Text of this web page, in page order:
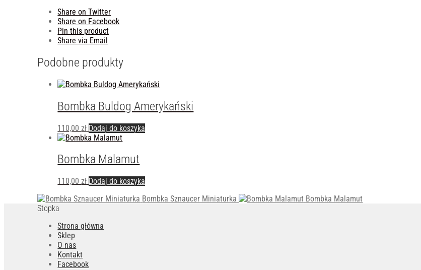
Share on Twitter
Share on Facebook
Pin this product
Share via Email
Podobne produkty
Bombka Buldog Amerykański
110,00zł Dodaj do koszyka
Bombka Malamut
110,00zł Dodaj do koszyka
Bombka Sznaucer Miniaturka
Bombka Malamut
Stopka
Strona główna
Sklep
O nas
Kontakt
Facebook